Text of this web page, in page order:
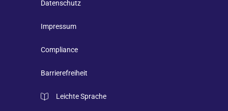
Datenschutz
Impressum
Compliance
Barrierefreiheit
Leichte Sprache